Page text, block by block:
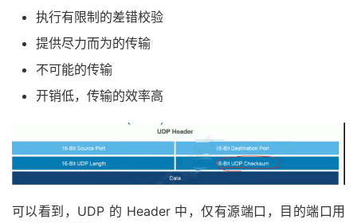
执行有限制的差错校验
提供尽力而为的传输
不可能的传输
开销低，传输的效率高
可以看到，UDP 的 Header 中，仅有源端口，目的端口用